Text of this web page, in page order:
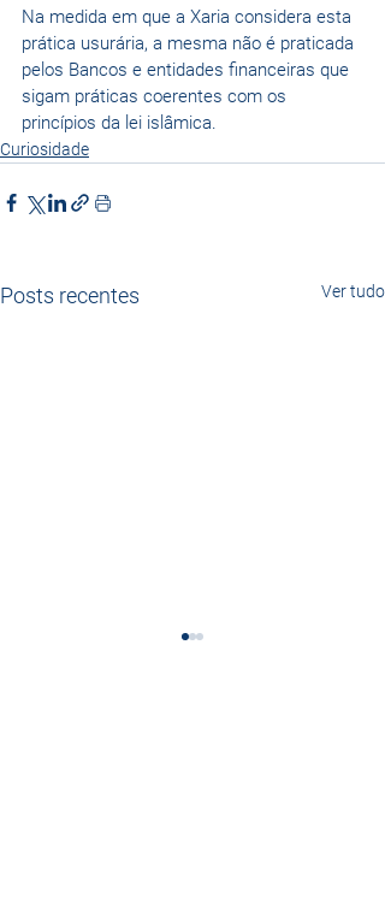
Na medida em que a Xaria considera esta
prática usurária, a mesma não é praticada
pelos Bancos e entidades financeiras que
sigam práticas coerentes com os
princípios da lei islâmica.
Curiosidade
Posts recentes Ver tudo